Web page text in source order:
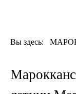
Вы здесь: